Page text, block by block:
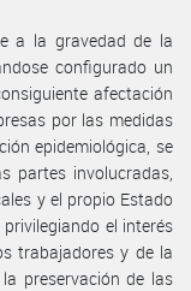
a la gravedad de la
configurado un
afectación
por las medidas
epidemiológica, se
partes involucradas,
y el propio Estado
el interés
trabajadores y de la
preservación de las